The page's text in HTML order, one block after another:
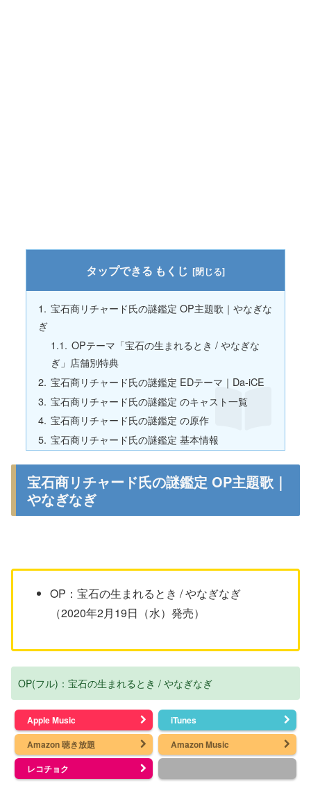
もくじ
宝石商リチャード氏の謎鑑定 OP主題歌｜やなぎな
ぎ
OPテーマ「宝石の生まれるとき / やなぎな
ぎ」店舗別特典
宝石商リチャード氏の謎鑑定 EDテーマ｜Da-iCE
宝石商リチャード氏の謎鑑定 のキャスト一覧
宝石商リチャード氏の謎鑑定 の原作
宝石商リチャード氏の謎鑑定 基本情報
宝石商リチャード氏の謎鑑定 OP主題歌｜
やなぎなぎ
OP：宝石の生まれるとき / やなぎなぎ
（2020年2月19日（水）発売）
OP(フル)：宝石の生まれるとき / やなぎなぎ
Apple Music
iTunes
Amazon 聴き放題
Amazon Music
レコチョク